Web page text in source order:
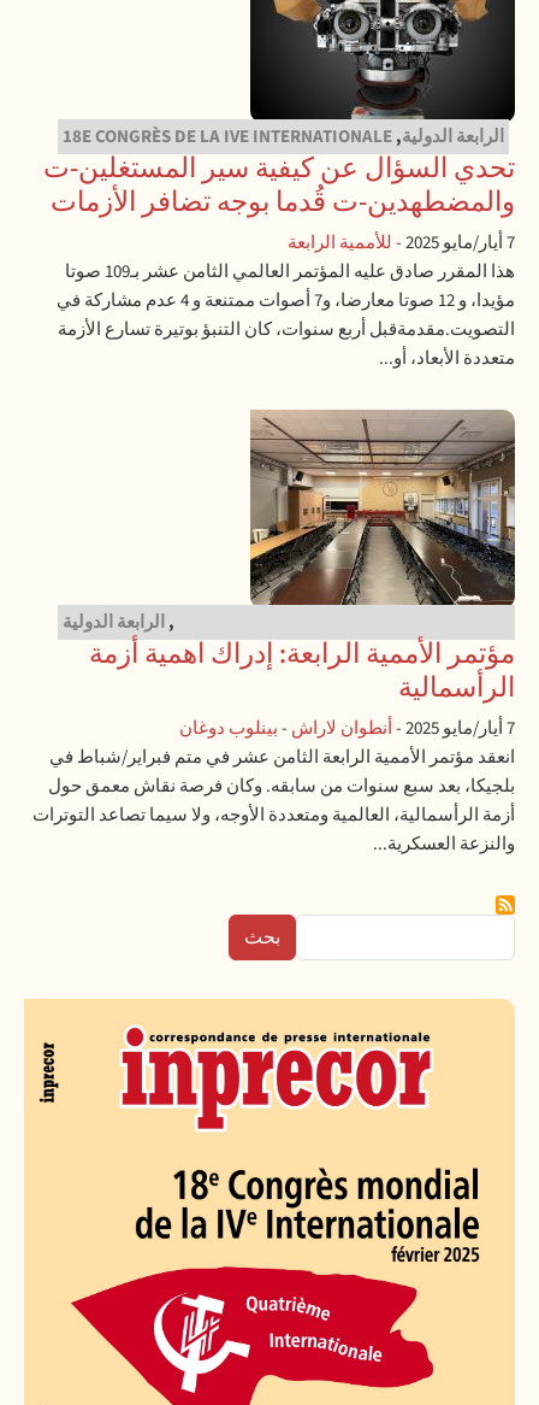
الرابعة الدولية,
18E CONGRÈS DE LA IVE INTERNATIONALE
تحدي السؤال عن كيفية سير المستغلين-ت
والمضطهدين-ت قُدما بوجه تضافر الأزمات
7 أيار/مايو 2025 -للأممية الرابعة
هذا المقرر صادق عليه المؤتمر العالمي الثامن عشر بـ109 صوتا
مؤيدا، و 12 صوتا معارضا، و7 أصوات ممتنعة و 4 عدم مشاركة في
التصويت.مقدمةقبل أربع سنوات، كان التنبؤ بوتيرة تسارع الأزمة
متعددة الأبعاد، أو...
,الرابعة الدولية
مؤتمر الأممية الرابعة: إدراك اهمية أزمة
الرأسمالية
7 أيار/مايو 2025 -أنطوان لاراش -بينلوب دوغان
انعقد مؤتمر الأممية الرابعة الثامن عشر في متم فبراير/شباط في
بلجيكا، بعد سبع سنوات من سابقه. وكان فرصة نقاش معمق حول
أزمة الرأسمالية، العالمية ومتعددة الأوجه، ولا سيما تصاعد التوترات
والنزعة العسكرية...